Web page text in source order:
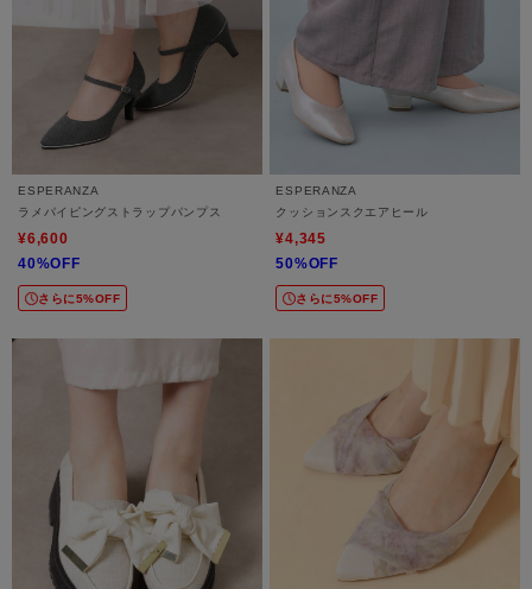
ESPERANZA
ラメパイピングストラップパンプス
¥6,600
40%OFF
さらに5%OFF
ESPERANZA
クッションスクエアヒール
¥4,345
50%OFF
さらに5%OFF